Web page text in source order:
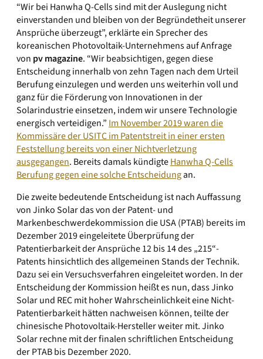
“Wir bei Hanwha Q-Cells sind mit der Auslegung nicht
einverstanden und bleiben von der Begründetheit unserer
Ansprüche überzeugt”, erklärte ein Sprecher des
koreanischen Photovoltaik-Unternehmens auf Anfrage
von pv magazine. “Wir beabsichtigen, gegen diese
Entscheidung innerhalb von zehn Tagen nach dem Urteil
Berufung einzulegen und werden uns weiterhin voll und
ganz für die Förderung von Innovationen in der
Solarindustrie einsetzen, indem wir unsere Technologie
energisch verteidigen.” Im November 2019 waren die
Kommissäre der USITC im Patentstreit in einer ersten
Feststellung bereits von einer Nichtverletzung
ausgegangen. Bereits damals kündigteHanwha Q-Cells
Berufung gegen eine solche Entscheidungan.
Die zweite bedeutende Entscheidung ist nach Auffassung
von Jinko Solar das von der Patent- und
Markenbeschwerdekommission die USA (PTAB) bereits im
Dezember 2019 eingeleitete Überprüfung der
Patentierbarkeit der Ansprüche 12 bis 14 des „215“-
Patents hinsichtlich des allgemeinen Stands der Technik.
Dazu sei ein Versuchsverfahren eingeleitet worden. In der
Entscheidung der Kommission heißt es nun, dass Jinko
Solar und REC mit hoher Wahrscheinlichkeit eine Nicht-
Patentierbarkeit hätten nachweisen können, teilte der
chinesische Photovoltaik-Hersteller weiter mit. Jinko
Solar rechne mit der finalen schriftlichen Entscheidung
der PTAB bis Dezember 2020.